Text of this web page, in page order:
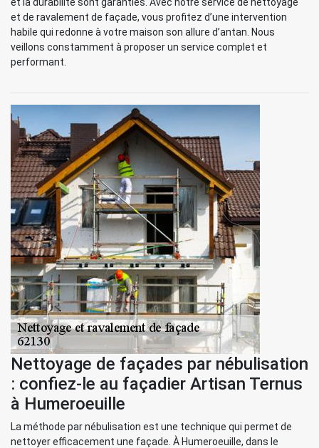
et de ravalement de façade, vous profitez d’une intervention
habile qui redonne à votre maison son allure d’antan. Nous
veillons constamment à proposer un service complet et
performant.
Nettoyage de façades par nébulisation
: confiez-le au façadier Artisan Ternus
à Humeroeuille
La méthode par nébulisation est une technique qui permet de
nettoyer efficacement une façade. À Humeroeuille, dans le